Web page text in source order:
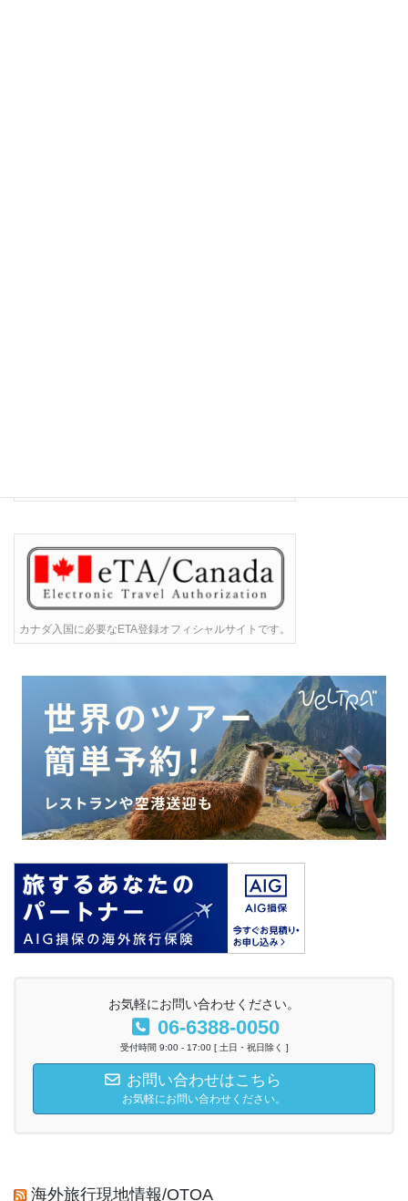
カナダ入国に必要なETA登録オフィシャルサイトです。
お気軽にお問い合わせください。
06-6388-0050
受付時間 9:00 - 17:00 [ 土日・祝日除く ]
お問い合わせはこちら
お気軽にお問い合わせください。
海外旅行現地情報/OTOA